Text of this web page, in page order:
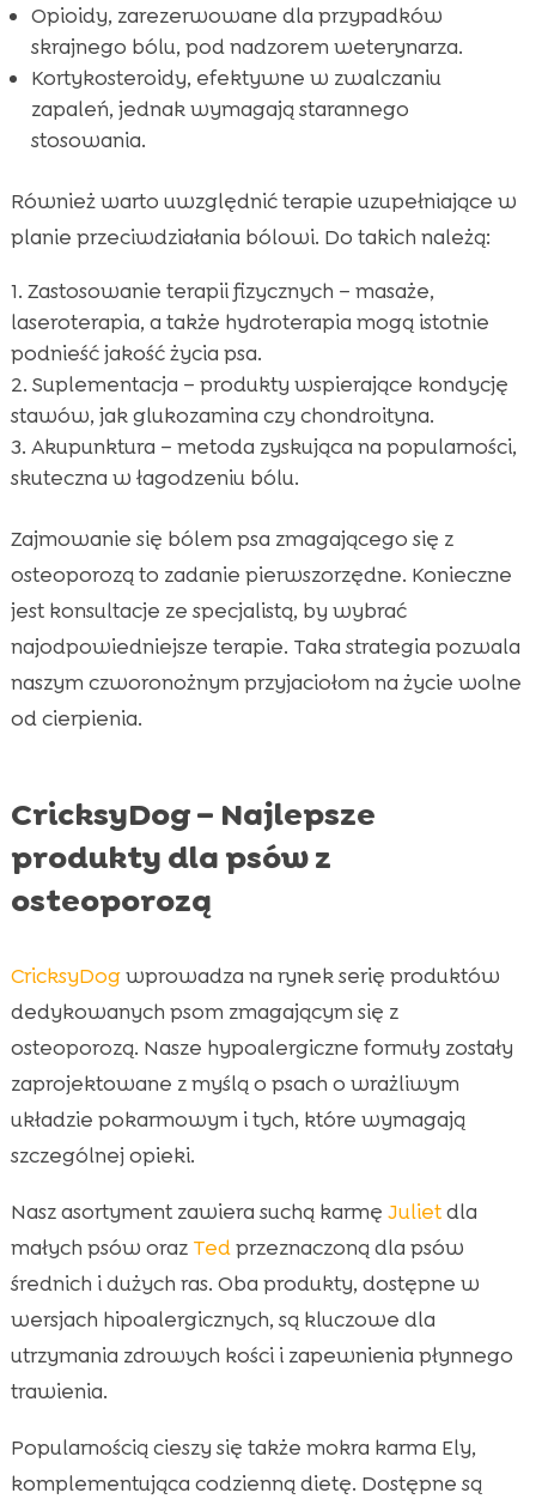
Opioidy, zarezerwowane dla przypadków
skrajnego bólu, pod nadzorem weterynarza.
Kortykosteroidy, efektywne w zwalczaniu
zapaleń, jednak wymagają starannego
stosowania.
Również warto uwzględnić terapie uzupełniające w
planie przeciwdziałania bólowi. Do takich należą:
Zastosowanie terapii fizycznych – masaże,
laseroterapia, a także hydroterapia mogą istotnie
podnieść jakość życia psa.
Suplementacja – produkty wspierające kondycję
stawów, jak glukozamina czy chondroityna.
Akupunktura – metoda zyskująca na popularności,
skuteczna w łagodzeniu bólu.
Zajmowanie się bólem psa zmagającego się z
osteoporozą to zadanie pierwszorzędne. Konieczne
jest konsultacje ze specjalistą, by wybrać
najodpowiedniejsze terapie. Taka strategia pozwala
naszym czworonożnym przyjaciołom na życie wolne
od cierpienia.
CricksyDog – Najlepsze
produkty dla psów z
osteoporozą
CricksyDogwprowadza na rynek serię produktów
dedykowanych psom zmagającym się z
osteoporozą. Nasze hypoalergiczne formuły zostały
zaprojektowane z myślą o psach o wrażliwym
układzie pokarmowym i tych, które wymagają
szczególnej opieki.
Nasz asortyment zawiera suchą karmę Julietdla
małych psów oraz Tedprzeznaczoną dla psów
średnich i dużych ras. Oba produkty, dostępne w
wersjach hipoalergicznych, są kluczowe dla
utrzymania zdrowych kości i zapewnienia płynnego
trawienia.
Popularnością cieszy się także mokra karma Ely,
komplementująca codzienną dietę. Dostępne są